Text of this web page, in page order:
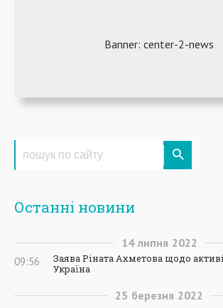
Останні новини
14 липня 2022
09:56
Заява Ріната Ахметова щодо
Україна
25 березня 2022